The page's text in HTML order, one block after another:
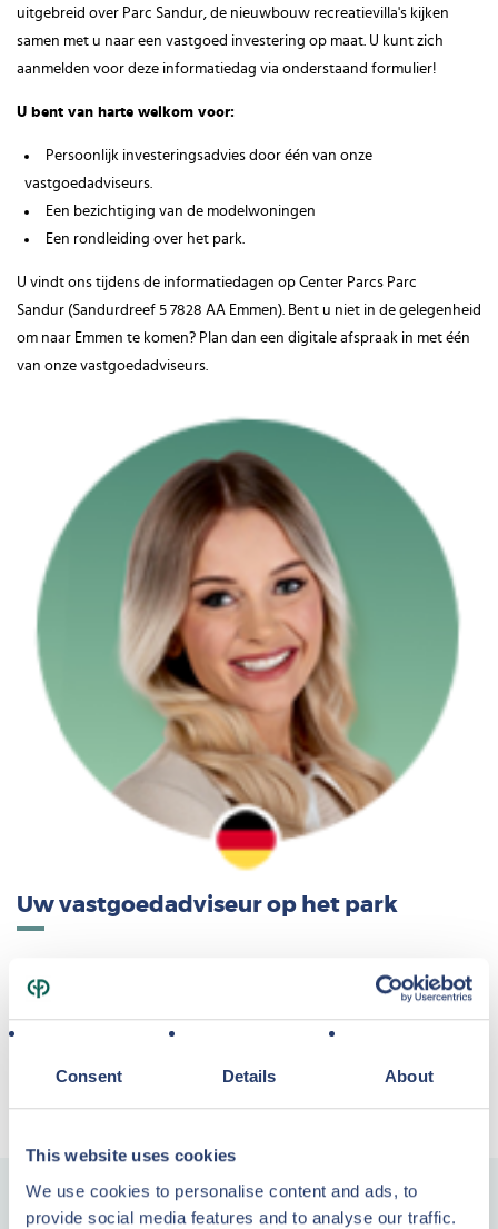
Consent Details About
This website uses cookies
We use cookies to personalise content and ads, to
provide social media features and to analyse our traffic.
uitgebreid over Parc Sandur, de nieuwbouw recreatievilla's kijken
samen met u naar een vastgoed investering op maat. U kunt zich
aanmelden voor deze informatiedag via onderstaand formulier!
U bent van harte welkom voor:
Persoonlijk investeringsadvies door één van onze
vastgoedadviseurs.
Een bezichtiging van de modelwoningen
Een rondleiding over het park.
U vindt ons tijdens de informatiedagen op Center Parcs Parc
Sandur (Sandurdreef 5 7828 AA Emmen). Bent u niet in de gelegenheid
om naar Emmen te komen? Plan dan een digitale afspraak in met één
van onze vastgoedadviseurs.
Uw vastgoedadviseur op het park
Op vrijdag en zaterdag is vastgoedadviseur Eileen Stapel aanwezig op
Parc Sandur om al uw vragen te beantwoorden over een mogelijke
Telefoonnummer: +49 (0)151 15 92 99 81
E-mailadres:eileen.stapel@groupepvcp.com